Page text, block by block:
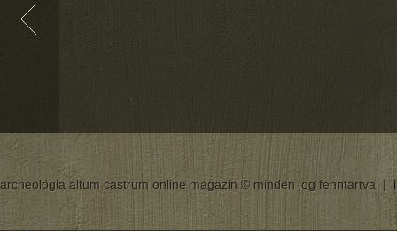
archeológia altum castrum online magazin © minden jog fenntartva |